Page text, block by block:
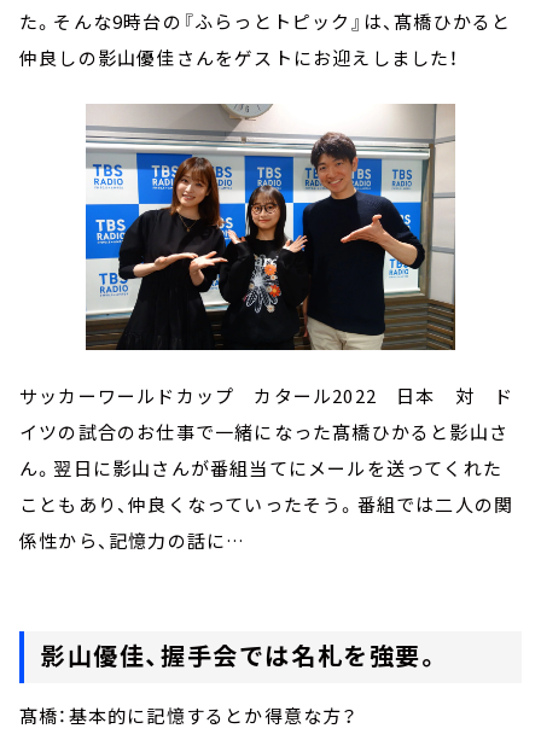
た。そんな9時台の『ふらっとトピック』は、髙橋ひかると
仲良しの影山優佳さんをゲストにお迎えしました！
サッカーワールドカップ カタール2022 日本 対 ド
イツの試合のお仕事で一緒になった髙橋ひかると影山さ
ん。翌日に影山さんが番組当てにメールを送ってくれた
こともあり、仲良くなっていったそう。番組では二人の関
係性から、記憶力の話に…
影山優佳、握手会では名札を強要。
髙橋：基本的に記憶するとか得意な方？